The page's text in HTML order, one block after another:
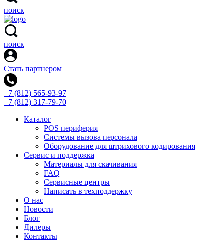
поиск
поиск
Стать партнером
+7 (812) 565-93-97
+7 (812) 317-79-70
Каталог
POS периферия
Системы вызова персонала
Оборудование для штрихового кодирования
Сервис и поддержка
Материалы для скачивания
FAQ
Сервисные центры
Написать в техподдержку
О нас
Новости
Блог
Дилеры
Контакты